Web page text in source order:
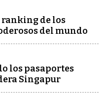
de los
del mundo
los pasaportes
Singapur